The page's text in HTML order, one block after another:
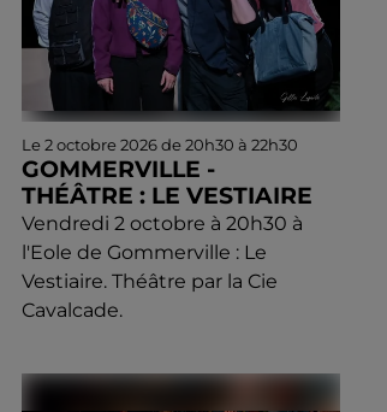
Le 2 octobre 2026 de 20h30 à 22h30
GOMMERVILLE -
THÉÂTRE : LE VESTIAIRE
Vendredi 2 octobre à 20h30 à
l'Eole de Gommerville : Le
Vestiaire. Théâtre par la Cie
Cavalcade.